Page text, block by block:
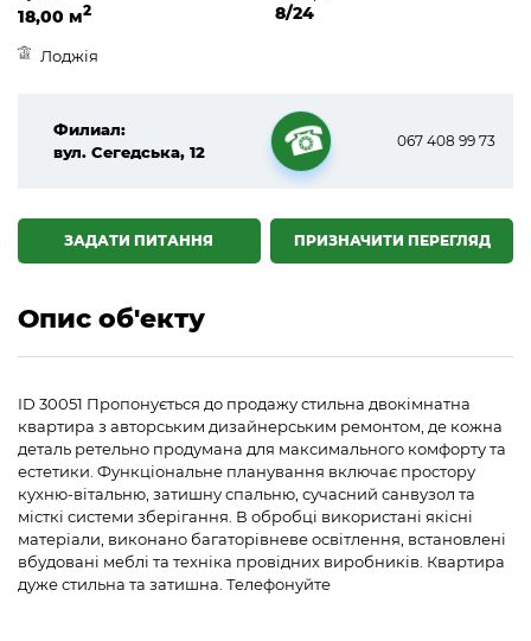
18,00 м2 8/24
Лоджія
Филиал:
вул. Сегедська, 12
☎
067 408 99 73
ПРИЗНАЧИТИ ПЕРЕГЛЯД
ЗАДАТИ ПИТАННЯ
Опис об'екту
ID 30051 Пропонується до продажу стильна двокімнатна
квартира з авторським дизайнерським ремонтом, де кожна
деталь ретельно продумана для максимального комфорту та
естетики. Функціональне планування включає простору
кухню-вітальню, затишну спальню, сучасний санвузол та
місткі системи зберігання. В обробці використані якісні
матеріали, виконано багаторівневе освітлення, встановлені
вбудовані меблі та техніка провідних виробників. Квартира
дуже стильна та затишна. Телефонуйте